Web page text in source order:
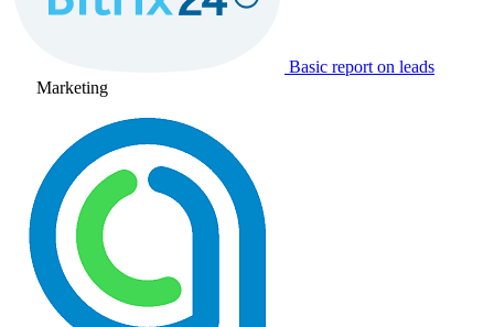
Basic report on leads
Marketing